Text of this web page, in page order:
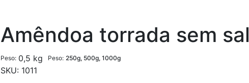
Amêndoa torrada sem sal
Peso 0,5 kg Peso 250g, 500g, 1000g
SKU: 1011